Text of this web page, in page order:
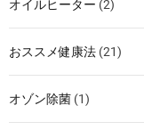
オイルヒーター (2)
おススメ健康法 (21)
オゾン除菌 (1)